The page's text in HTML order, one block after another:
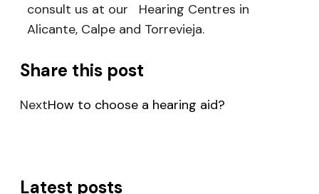
consult us at our Hearing Centres in
Alicante, Calpe and Torrevieja.
Share this post
NextHow to choose a hearing aid?
Latest posts